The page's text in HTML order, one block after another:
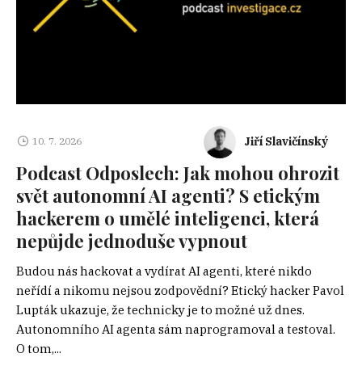
10. 7. 2026 Jiří Slavičínský
Podcast Odposlech: Jak mohou ohrozit
svět autonomní AI agenti? S etickým
hackerem o umělé inteligenci, která
nepůjde jednoduše vypnout
Budou nás hackovat a vydírat AI agenti, které nikdo
neřídí a nikomu nejsou zodpovědní? Etický hacker Pavol
Lupták ukazuje, že technicky je to možné už dnes.
Autonomního AI agenta sám naprogramoval a testoval.
O tom,...